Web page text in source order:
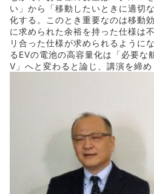
い」から「移動したいときに適切
化する。このとき重要なのは移動
に求められた余裕を持った仕様は
リ合った仕様が求められるように
るEVの電池の高容量化は「必要な
V」へと変わると論じ、講演を締め